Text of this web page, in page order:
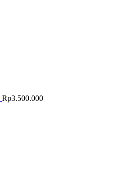
Rp3.500.000